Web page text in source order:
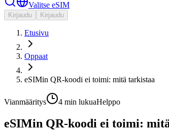
Valitse eSIM
Kirjaudu Kirjaudu
Etusivu
Oppaat
eSIMin QR-koodi ei toimi: mitä tarkistaa
Vianmääritys 4 min lukuaHelppo
eSIMin QR-koodi ei toimi: